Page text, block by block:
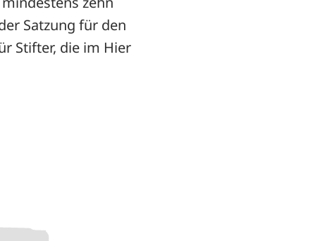
Satzung für den
Stifter, die im Hier